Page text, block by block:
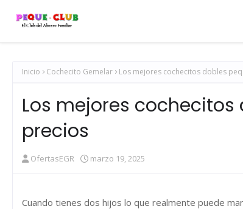
Inicio Cochecito Gemelar Los mejores cochecitos dobles
Los mejores
precios
OfertasEGR marzo 19, 2025
Cuando tienes dos hijos lo que realmente puede